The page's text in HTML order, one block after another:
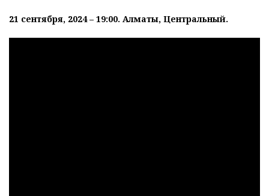
21 сентября, 2024 – 19:00. Алматы, Центральный.